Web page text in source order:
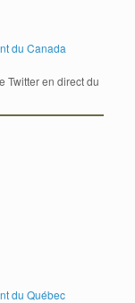
du Canada
Twitter en direct du
du Québec